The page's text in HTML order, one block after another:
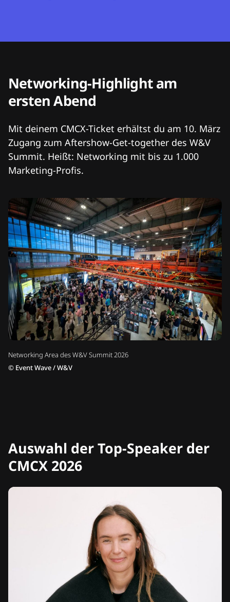
Networking Area des W&V Summit 2026
© Event Wave / W&V
Networking-Highlight am
ersten Abend
Mit deinem CMCX-Ticket erhältst du am 10. März
Zugang zum Aftershow-Get-together des W&V
Summit. Heißt: Networking mit bis zu 1.000
Marketing-Profis.
Auswahl der Top-Speaker der
CMCX 2026